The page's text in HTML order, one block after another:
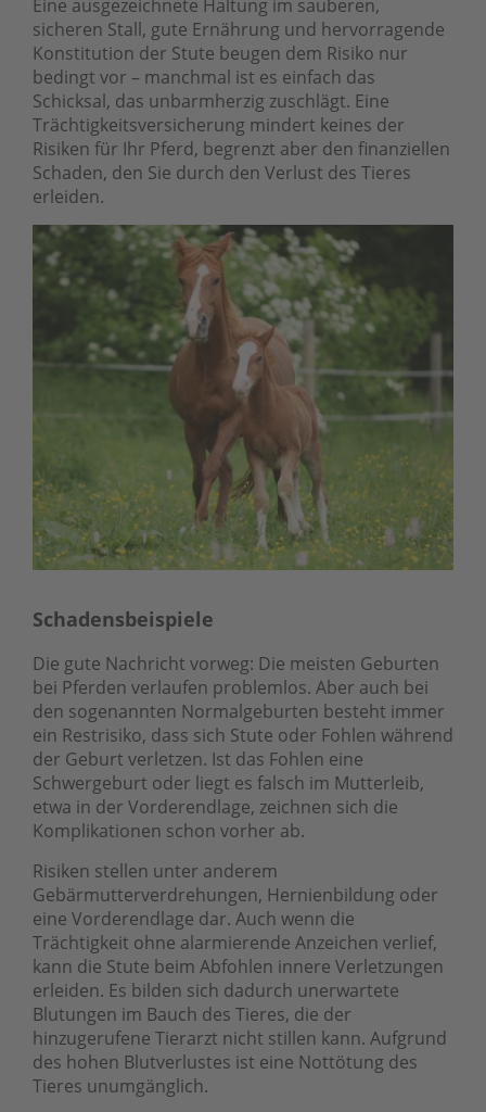
Eine ausgezeichnete Haltung im sauberen,
sicheren Stall, gute Ernährung und hervorragende
Konstitution der Stute beugen dem Risiko nur
bedingt vor – manchmal ist es einfach das
Schicksal, das unbarmherzig zuschlägt. Eine
Trächtigkeitsversicherung mindert keines der
Risiken für Ihr Pferd, begrenzt aber den finanziellen
Schaden, den Sie durch den Verlust des Tieres
erleiden.
Schadensbeispiele
Die gute Nachricht vorweg: Die meisten Geburten
bei Pferden verlaufen problemlos. Aber auch bei
den sogenannten Normalgeburten besteht immer
ein Restrisiko, dass sich Stute oder Fohlen während
der Geburt verletzen. Ist das Fohlen eine
Schwergeburt oder liegt es falsch im Mutterleib,
etwa in der Vorderendlage, zeichnen sich die
Komplikationen schon vorher ab.
Risiken stellen unter anderem
Gebärmutterverdrehungen, Hernienbildung oder
eine Vorderendlage dar. Auch wenn die
Trächtigkeit ohne alarmierende Anzeichen verlief,
kann die Stute beim Abfohlen innere Verletzungen
erleiden. Es bilden sich dadurch unerwartete
Blutungen im Bauch des Tieres, die der
hinzugerufene Tierarzt nicht stillen kann. Aufgrund
des hohen Blutverlustes ist eine Nottötung des
Tieres unumgänglich.